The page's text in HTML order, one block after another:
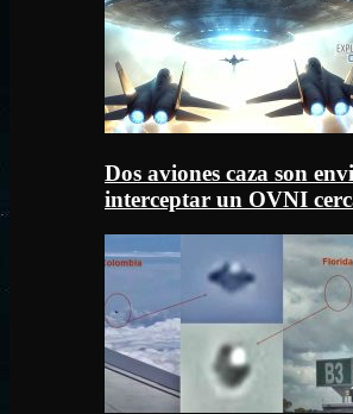
Dos aviones caza son
interceptar un OVNI